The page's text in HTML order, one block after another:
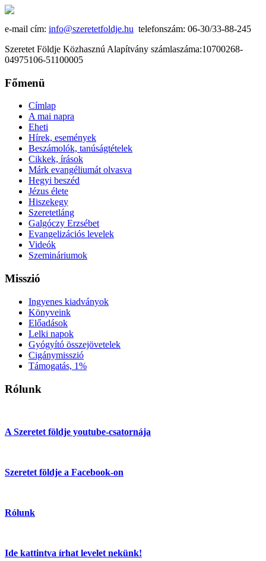
e-mail cím: info@szeretetfoldje.hu telefonszám: 06-30/33-88-245
Szeretet Földje Közhasznú Alapítvány számlaszáma:10700268-
04975106-51100005
Főmenü
Címlap
A mai napra
Eheti
Hírek, események
Beszámolók, tanúságtételek
Cikkek, írások
Márk evangéliumát olvasva
Hegyi beszéd
Jézus élete
Hiszekegy
Szeretetláng
Galgóczy Erzsébet
Evangelizációs levelek
Videók
Szemináriumok
Misszió
Ingyenes kiadványok
Könyveink
Előadások
Lelki napok
Gyógyító összejövetelek
Cigánymisszió
Támogatás, 1%
Rólunk
A Szeretet földje youtube-csatornája
Szeretet földje a Facebook-on
Rólunk
Ide kattintva írhat levelet nekünk!